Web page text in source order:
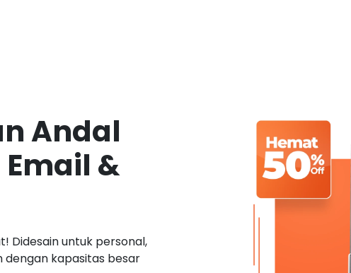
Andal
&
Didesain untuk personal,
dengan kapasitas besar